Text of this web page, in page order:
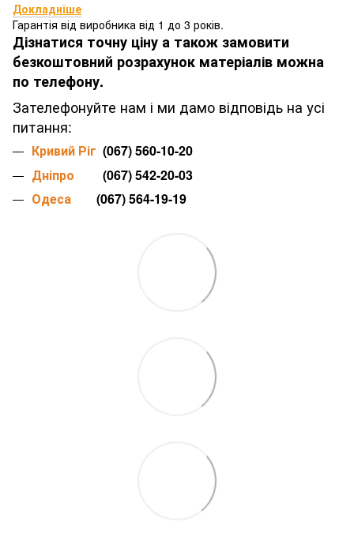
Докладніше
Гарантія від виробника від 1 до 3 років.
Дізнатися точну ціну а також замовити
безкоштовний розрахунок матеріалів можна
по телефону.
Зателефонуйте нам і ми дамо відповідь на усі
питання:
Кривий Ріг (067) 560-10-20
Дніпро (067) 542-20-03
Одеса (067) 564-19-19